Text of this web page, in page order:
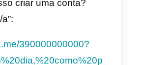
para o chat do
exatamente de